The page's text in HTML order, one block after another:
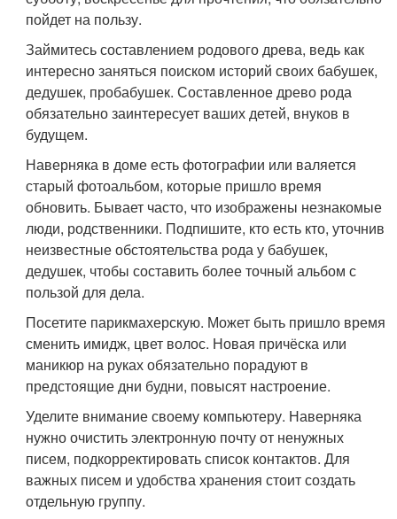
пойдет на пользу.
Займитесь составлением родового древа, ведь как
интересно заняться поиском историй своих бабушек,
дедушек, пробабушек. Составленное древо рода
обязательно заинтересует ваших детей, внуков в
будущем.
Наверняка в доме есть фотографии или валяется
старый фотоальбом, которые пришло время
обновить. Бывает часто, что изображены незнакомые
люди, родственники. Подпишите, кто есть кто, уточнив
неизвестные обстоятельства рода у бабушек,
дедушек, чтобы составить более точный альбом с
пользой для дела.
Посетите парикмахерскую. Может быть пришло время
сменить имидж, цвет волос. Новая причёска или
маникюр на руках обязательно порадуют в
предстоящие дни будни, повысят настроение.
Уделите внимание своему компьютеру. Наверняка
нужно очистить электронную почту от ненужных
писем, подкорректировать список контактов. Для
важных писем и удобства хранения стоит создать
отдельную группу.